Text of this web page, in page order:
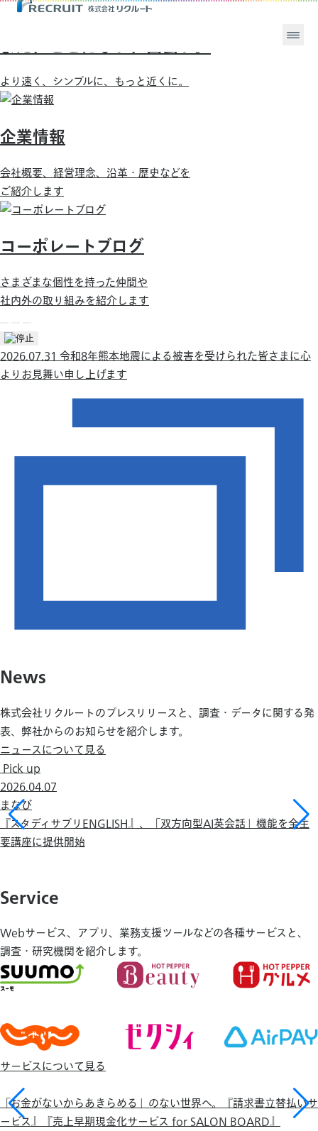
まだ、ここにない、出会い。
より速く、シンプルに、もっと近くに。
企業情報
会社概要、経営理念、沿革・歴史などを
ご紹介します
コーポレートブログ
さまざまな個性を持った仲間や
社内外の取り組みを紹介します
2026.07.31 令和8年熊本地震による被害を受けられた皆さまに心
よりお見舞い申し上げます
News
株式会社リクルートのプレスリリースと、調査・データに関する発
表、弊社からのお知らせを紹介します。
ニュースについて見る
Pick up
2026.04.07
まなび
『スタディサプリENGLISH』、「双方向型AI英会話」機能を全主
要講座に提供開始
Service
Webサービス、アプリ、業務支援ツールなどの各種サービスと、
調査・研究機関を紹介します。
サービスについて見る
「お金がないからあきらめる」のない世界へ。『請求書立替払いサ
ービス』『売上早期現金化サービス for SALON BOARD』